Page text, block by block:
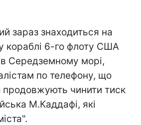
зараз знаходиться на
кораблі 6-го флоту США
Середземному морі,
по телефону, що
продовжують чинити тиск
М.Каддафі, які